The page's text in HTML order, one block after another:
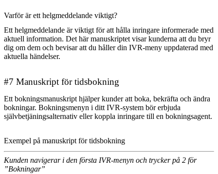
Varför är ett helgmeddelande viktigt?
Ett helgmeddelande är viktigt för att hålla inringare informerade med
aktuell information. Det här manuskriptet visar kunderna att du bryr
dig om dem och bevisar att du håller din IVR-meny uppdaterad med
aktuella händelser.
#7 Manuskript för tidsbokning
Ett bokningsmanuskript hjälper kunder att boka, bekräfta och ändra
bokningar. Bokningsmenyn i ditt IVR-system bör erbjuda
självbetjäningsalternativ eller koppla inringare till en bokningsagent.
Exempel på manuskript för tidsbokning
Kunden navigerar i den första IVR-menyn och trycker på 2 för
”Bokningar”